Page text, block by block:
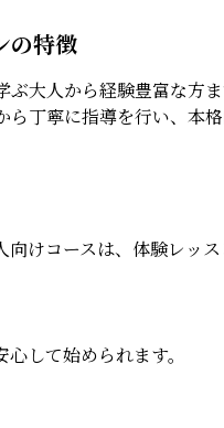
の特徴
大人から経験豊富な方
丁寧に指導を行い、本
けコースは、体験レッス
して始められます。